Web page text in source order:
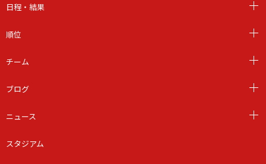
日程・結果
順位
チーム
ブログ
ニュース
スタジアム